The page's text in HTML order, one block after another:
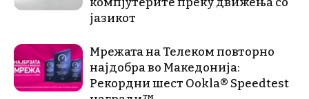
јазикот
Мрежата на Телеком повторно
најдобра во Македонија:
Рекордни шест Ookla® Speedtest